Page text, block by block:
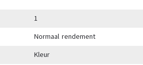
1
Normaal rendement
Kleur